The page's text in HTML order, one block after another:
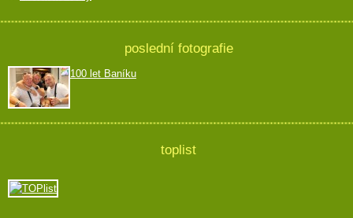
poslední fotografie
100 let Baníku
toplist